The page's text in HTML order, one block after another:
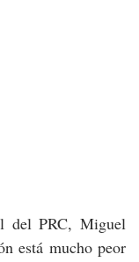
del PRC, Miguel
está mucho peor